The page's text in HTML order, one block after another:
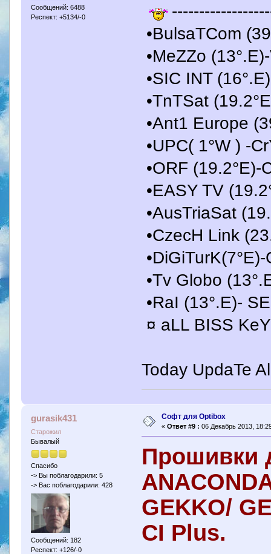
Сообщений: 6488
Респект: +5134/-0
•BulsaTCom
•MeZZo
•SIC INT
•TnTSat
•Ant1 Europe
•UPC( 1°W ) -
•ORF (19.2°E)-
•EASY TV
•AusTriaSat
•CzecH Link
•Tv Globo
•RaI (13°.E)-
¤ aLL BISS
Today UpdaTe
gurasik431
Старожил
Бывалый
Спасибо
-> Вы поблагодарили: 5
-> Вас поблагодарили: 428
Сообщений: 182
Респект: +126/-0
Софт для Optibox
« Ответ #9 : 06 Декабрь 2013,
Прошивки
GEKKO/
CI Plus.